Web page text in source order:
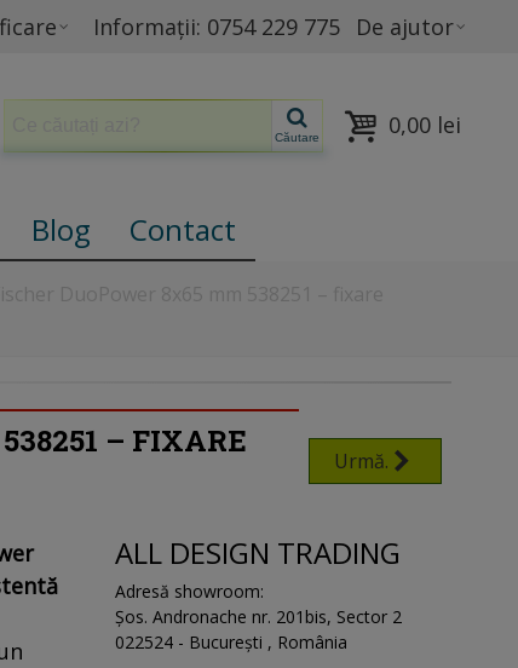
Informații: 0754 229 775 De ajutor
Căutare 0,00 lei
Blog Contact
– FIXARE
Urmă.
ALL DESIGN TRADING
Adresă showroom:
Șos. Andronache nr. 201bis, Sector 2
022524- București , România